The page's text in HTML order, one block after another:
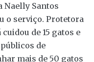
Naelly Santos
o serviço. Protetora
de 15 gatos e
de
mais de 50 gatos